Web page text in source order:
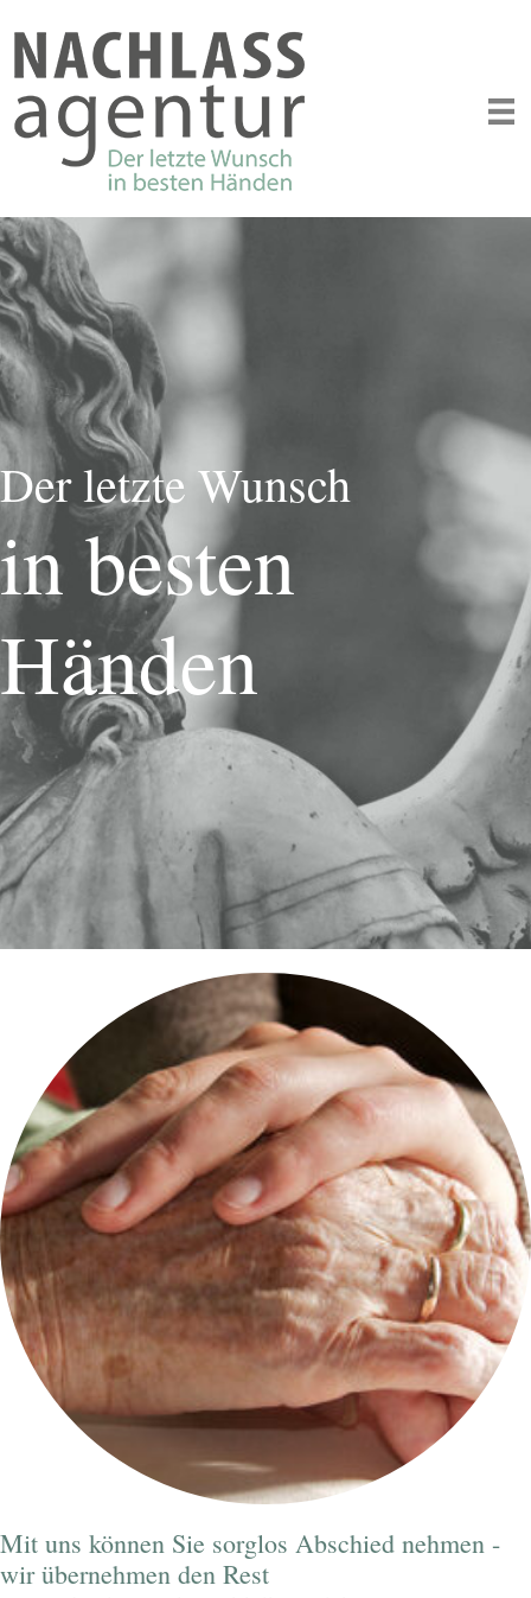
Der letzte Wunsch
in besten
Händen
Mit uns können Sie sorglos Abschied nehmen -
wir übernehmen den Rest